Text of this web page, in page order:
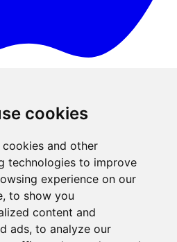
cookies
cookies and other
technologies to improve
experience on our
to show you
content and
ads, to analyze our